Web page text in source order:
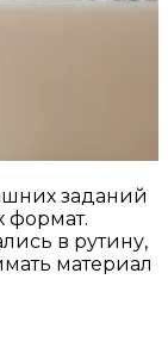
заданий
формат.
в рутину,
материал